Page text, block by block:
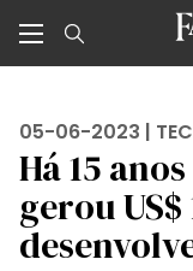
05-06-2023 |
Há 15
gerou